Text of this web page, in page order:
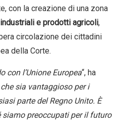
con la creazione di una zona
e prodotti agricoli,
circolazione dei cittadini
della Corte.
con l’Unione Europea“, ha
sia vantaggioso per i
parte del Regno Unito. È
siamo preoccupati per il futuro